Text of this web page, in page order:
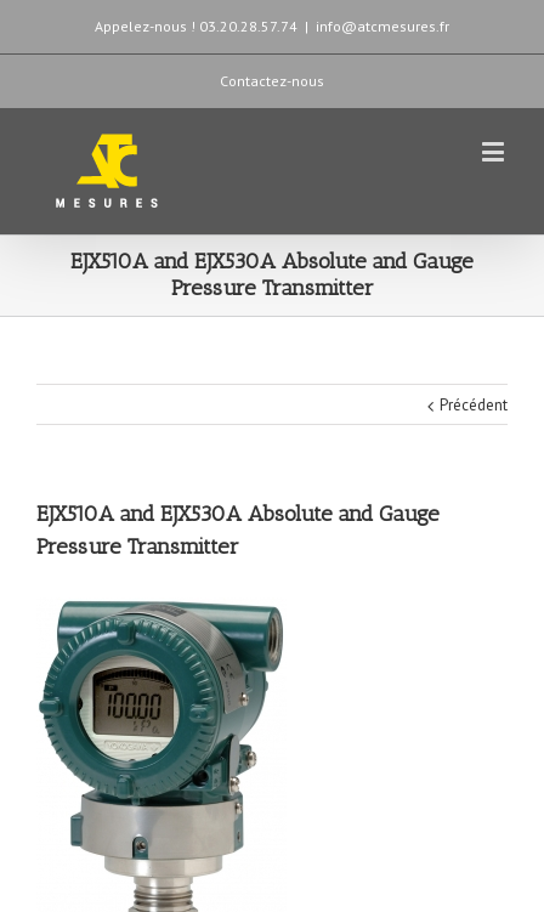
Appelez-nous ! 03.20.28.57.74 | info@atcmesures.fr
Contactez-nous
EJX510A and EJX530A Absolute and Gauge
Pressure Transmitter
Précédent
EJX510A and EJX530A Absolute and Gauge
Pressure Transmitter